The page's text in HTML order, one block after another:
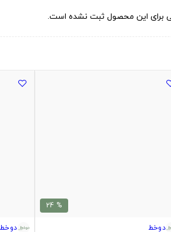
برای این محصول ثبت نشده است.
% 24
دوخط
دوخط